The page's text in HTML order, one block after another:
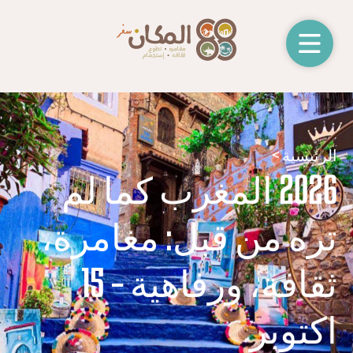
الرئيسية >
2026 المغرب كما لم
تره من قبل: مغامرة،
ثقافة، ورفاهية – 15
اكتوبر